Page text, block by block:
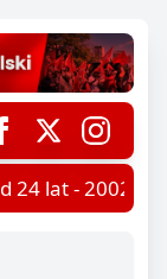
24 lat - 2002-